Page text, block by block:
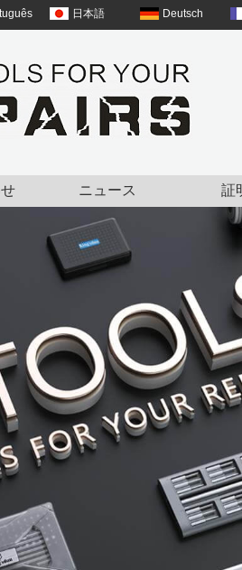
日本語 Deutsch
ニュース 証